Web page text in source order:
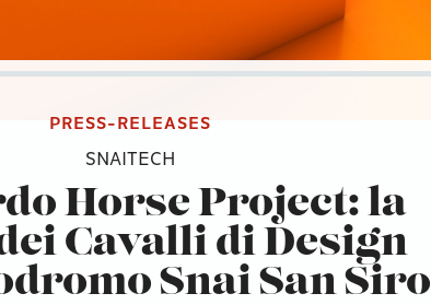
PRESS-RELEASES
SNAITECH
Horse Project: la
Cavalli di Design
Snai San Siro